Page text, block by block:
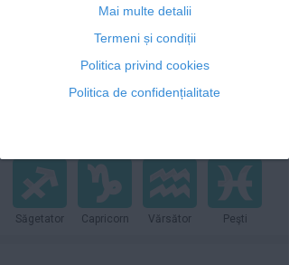
Mai multe detalii
Termeni și condiții
Politica privind cookies
Politica de confidențialitate
Taur Gemeni
Săgetator Capricorn Vărsător Peşti